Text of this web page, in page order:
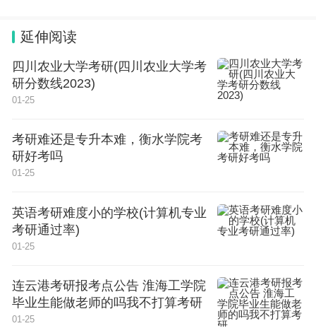
苏州有苏州大学、苏州科技大学、常熟理工学院、苏
州城市学院、苏州大学应用技术学院、苏州科技大学
天平学院、江苏科技大学苏州理工学院、西交利物浦
业技术学院、苏州职业大学、沙洲职业工学院、苏州
经贸职业技术学院、苏州工业职业技术学院、苏州卫
生职业技术学院等25所大学。
苏州本科大学名单（8所）
序号、学校名称、省份、城市、层次、备注
1、苏州大学、江苏、苏州、本科、公办
2、苏州科技大学、江苏、苏州、本科、公办
延伸阅读
四川农业大学考研(四川农业大学考
研分数线2023)
01-25
考研难还是专升本难，衡水学院考
研好考吗
01-25
英语考研难度小的学校(计算机专业
考研通过率)
01-25
连云港考研报考点公告 淮海工学院
毕业生能做老师的吗我不打算考研
01-25